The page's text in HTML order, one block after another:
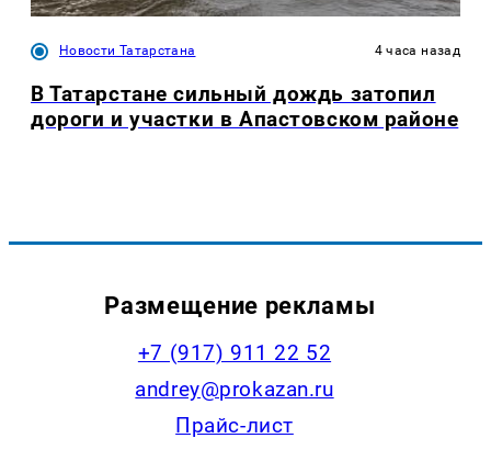
Новости Татарстана 4 часа назад
В Татарстане сильный дождь затопил
дороги и участки в Апастовском районе
Размещение рекламы
+7 (917) 911 22 52
andrey@prokazan.ru
Прайс-лист